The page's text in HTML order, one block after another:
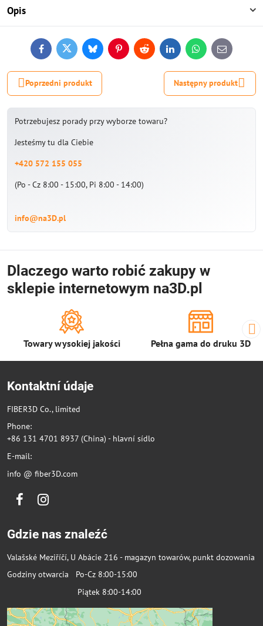
Opis
FacebookTwitterBlueskyPinterestReddit LinkedInWhatsApp
E-
mail
Poprzedni produkt Następny produkt
Potrzebujesz porady przy wyborze towaru?
Jesteśmy tu dla Ciebie
+420 572 155 055
(Po - Cz 8:00 - 15:00, Pi 8:00 - 14:00)
info@na3D.pl
Dlaczego warto robić zakupy w
sklepie internetowym na3D.pl
Towary wysokiej jakości Pełna gama do druku 3D
Kontaktní údaje
FIBER3D Co., limited
Phone:
+86 131 4701 8937 (China) - hlavní sídlo
E-mail:
info @ fiber3D.com
FacebookInstagram
Gdzie nas znaleźć
Valašské Meziříčí, U Abácie 216 - magazyn towarów, punkt dozowania
Godziny otwarcia Po-Cz 8:00-15:00
Piątek 8:00-14:00